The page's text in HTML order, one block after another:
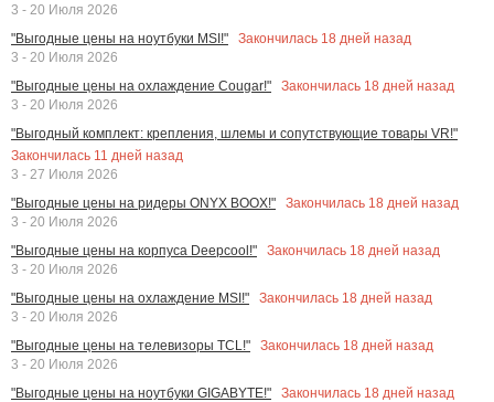
3 - 20 Июля 2026
"Выгодные цены на ноутбуки MSI!"
Закончилась 18 дней назад
3 - 20 Июля 2026
"Выгодные цены на охлаждение Cougar!"
Закончилась 18 дней назад
3 - 20 Июля 2026
"Выгодный комплект: крепления, шлемы и сопутствующие товары VR!"
Закончилась 11 дней назад
3 - 27 Июля 2026
"Выгодные цены на ридеры ONYX BOOX!"
Закончилась 18 дней назад
3 - 20 Июля 2026
"Выгодные цены на корпуса Deepcool!"
Закончилась 18 дней назад
3 - 20 Июля 2026
"Выгодные цены на охлаждение MSI!"
Закончилась 18 дней назад
3 - 20 Июля 2026
"Выгодные цены на телевизоры TCL!"
Закончилась 18 дней назад
3 - 20 Июля 2026
"Выгодные цены на ноутбуки GIGABYTE!"
Закончилась 18 дней назад